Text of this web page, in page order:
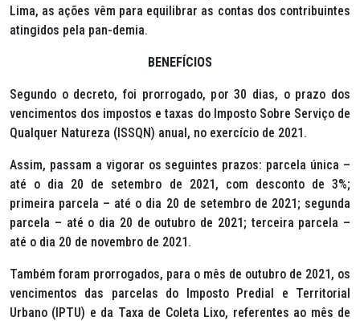
Lima, as ações vêm para equilibrar as contas dos contribuintes
atingidos pela pan-demia.
BENEFÍCIOS
Segundo o decreto, foi prorrogado, por 30 dias, o prazo dos
vencimentos dos impostos e taxas do Imposto Sobre Serviço de
Qualquer Natureza (ISSQN) anual, no exercício de 2021.
Assim, passam a vigorar os seguintes prazos: parcela única –
até o dia 20 de setembro de 2021, com desconto de 3%;
primeira parcela – até o dia 20 de setembro de 2021; segunda
parcela – até o dia 20 de outubro de 2021; terceira parcela –
até o dia 20 de novembro de 2021.
Também foram prorrogados, para o mês de outubro de 2021, os
vencimentos das parcelas do Imposto Predial e Territorial
Urbano (IPTU) e da Taxa de Coleta Lixo, referentes ao mês de